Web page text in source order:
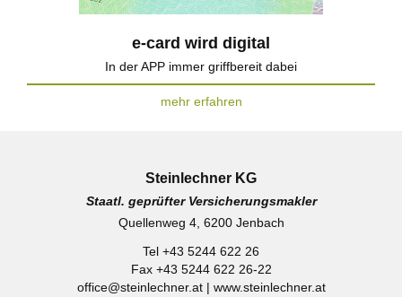
e-card wird digital
In der APP immer griffbereit dabei
mehr erfahren
Steinlechner KG
Staatl. geprüfter Versicherungsmakler
Quellenweg 4, 6200 Jenbach
Tel +43 5244 622 26
Fax +43 5244 622 26-22
office@steinlechner.at| www.steinlechner.at